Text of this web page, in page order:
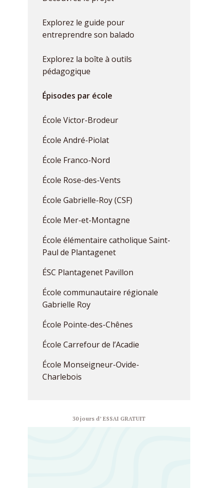
Explorez le guide pour
entreprendre son balado
Explorez la boîte à outils
pédagogique
Épisodes par école
École Victor-Brodeur
École André-Piolat
École Franco-Nord
École Rose-des-Vents
École Gabrielle-Roy (CSF)
École Mer-et-Montagne
École élémentaire catholique Saint-
Paul de Plantagenet
ÉSC Plantagenet Pavillon
École communautaire régionale
Gabrielle Roy
École Pointe-des-Chênes
École Carrefour de l’Acadie
École Monseigneur-Ovide-
Charlebois
30 jours d’ ESSAI GRATUIT